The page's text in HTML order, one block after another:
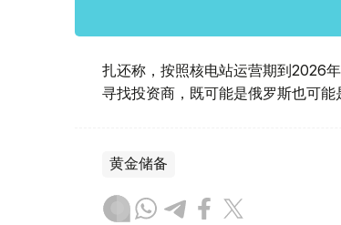
扎还称，按照核电站运营期到2026
寻找投资商，既可能是俄罗斯也可能
黄金储备